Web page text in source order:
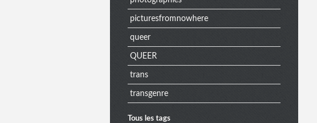
r
a
picturesfromnowhere
queer
QUEER
trans
transgenre
Tous les tags